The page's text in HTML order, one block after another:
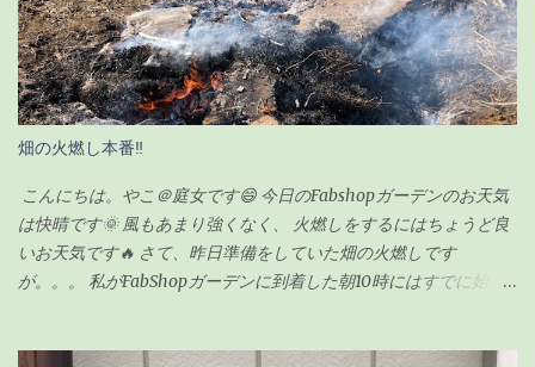
17日） 見事に背が伸びて、葉っぱの数も増えました。 さすがに、
背が伸び過ぎてきたので「剪定」をすることにしました。 剪定を
するにあたり、ちょっと調べてみました。 ガジュマルの剪定のポ
イント 時期は5〜6月が良い 全体的に想定サイズよりも小さく剪定
する 切ったところは「癒合剤（ゆごうざい）」をつける 剪定後は
水分の蒸発量が減るので水やりは控えめにする ざっとこんな感じ
でした。 ガジュマルの剪定の時期 ガジュマルの剪定は種類が2つ
あるようです。 「 切り戻し 」 と言って、必要ない枝を切って形を
整えるものと、 「 丸坊主 」 と言って、枝を全部切り落として幹だ
けの状態にするものとがあり、今回のウチのガジュマルの場合
5〜6月が適している ようです。 6月って・・今じゃん！！って事
畑の火燃し本番‼
こんにちは。やこ＠庭女です😄 今日のFabshopガーデンのお天気
は快晴です🌞 風もあまり強くなく、 火燃しをするにはちょうど良
いお天気です🔥 さて、昨日準備をしていた畑の火燃しです
が。。。 私がFabShopガーデンに到着した朝10時にはすでに始ま